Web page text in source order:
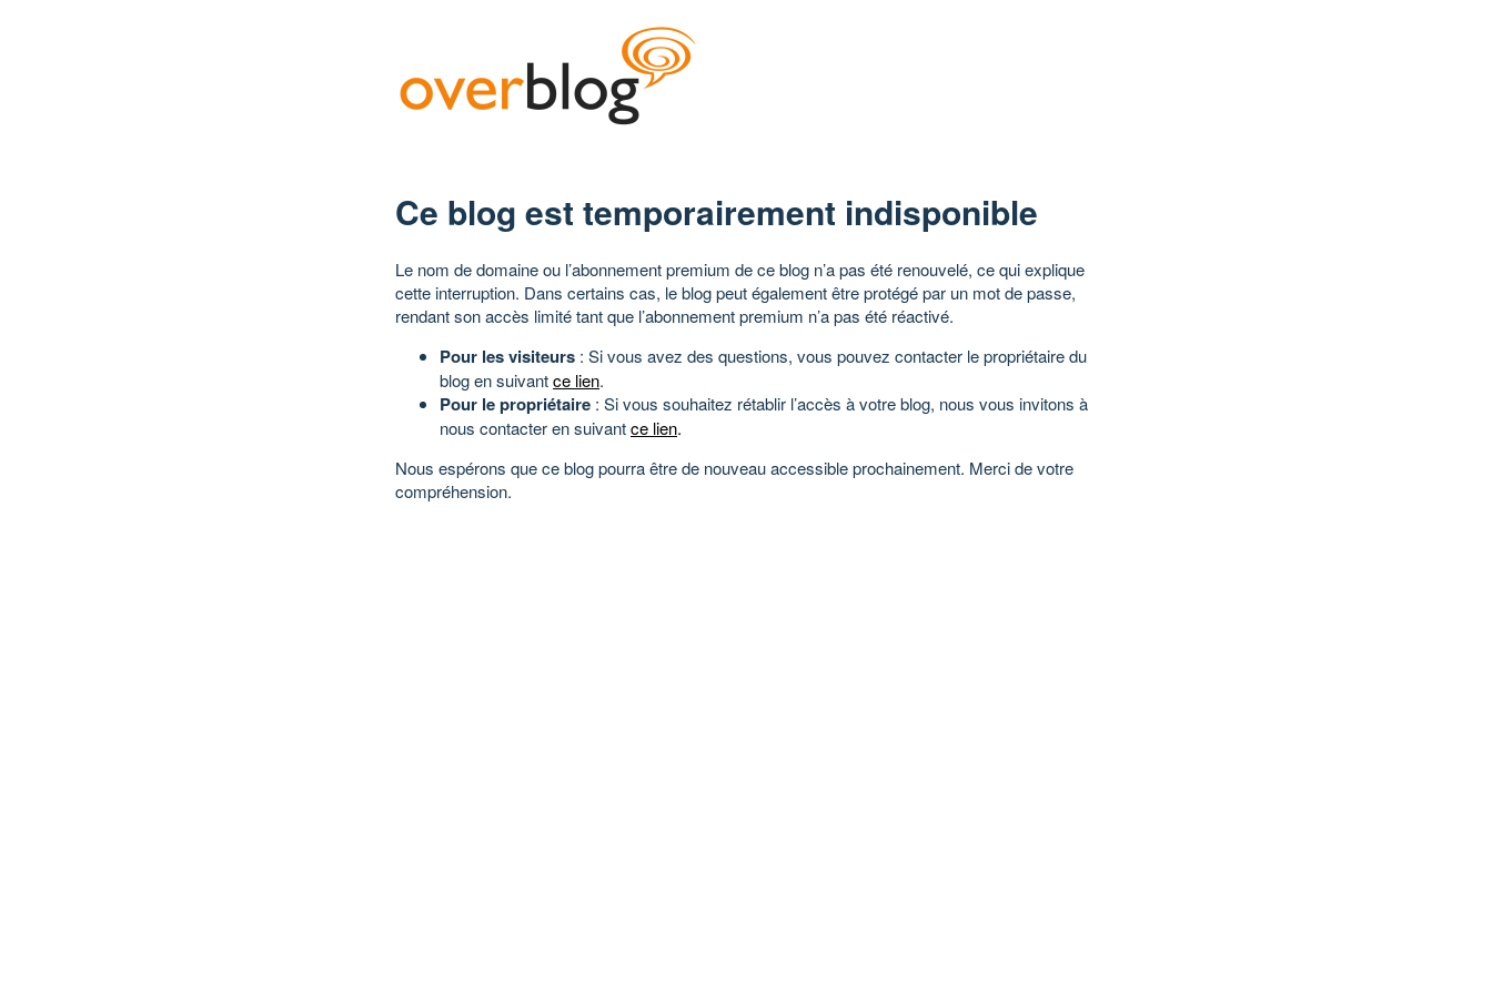
Ce blog est temporairement indisponible
Le nom de domaine ou l’abonnement premium de ce blog n’a pas été renouvelé, ce qui explique
cette interruption. Dans certains cas, le blog peut également être protégé par un mot de passe,
rendant son accès limité tant que l’abonnement premium n’a pas été réactivé.
Pour les visiteurs : Si vous avez des questions, vous pouvez contacter le propriétaire du
blog en suivantce lien.
Pour le propriétaire : Si vous souhaitez rétablir l’accès à votre blog, nous vous invitons à
nous contacter en suivantce lien.
Nous espérons que ce blog pourra être de nouveau accessible prochainement. Merci de votre
compréhension.